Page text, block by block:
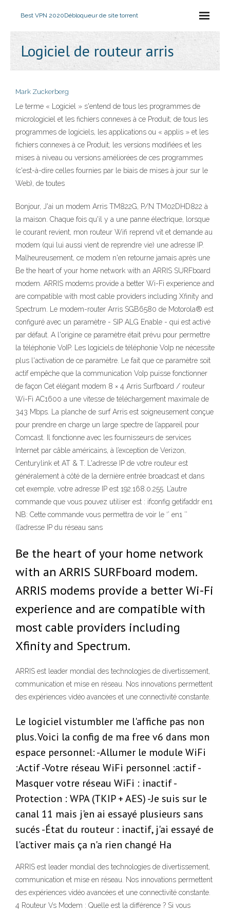
Best VPN 2020Débloqueur de site torrent
Logiciel de routeur arris
Mark Zuckerberg
Le terme « Logiciel » s'entend de tous les programmes de
micrologiciel et les fichiers connexes à ce Produit; de tous les
programmes de logiciels, les applications ou « applis » et les
fichiers connexes à ce Produit; les versions modifiées et les
mises à niveau ou versions améliorées de ces programmes
(c'est-à-dire celles fournies par le biais de mises à jour sur le
Web), de toutes
Bonjour, J'ai un modem Arris TM822G, P/N TM02DHD822 à
la maison. Chaque fois qu'il y a une panne électrique, lorsque
le courant revient, mon routeur Wifi reprend vit et demande au
modem (qui lui aussi vient de reprendre vie) une adresse IP.
Malheureusement, ce modem n'en retourne jamais après une
Be the heart of your home network with an ARRIS SURFboard
modem. ARRIS modems provide a better Wi-Fi experience and
are compatible with most cable providers including Xfinity and
Spectrum. Le modem-router Arris SGB6580 de Motorola® est
configuré avec un paramètre - SIP ALG Enable - qui est activé
par défaut. A l'origine ce paramètre était prévu pour permettre
la téléphonie VoIP. Les logiciels de téléphonie VoIp ne nécessite
plus l'activation de ce paramètre. Le fait que ce paramètre soit
actif empêche que la communication VoIp puisse fonctionner
de façon Cet élégant modem 8 × 4 Arris Surfboard / routeur
Wi-Fi AC1600 a une vitesse de téléchargement maximale de
343 Mbps. La planche de surf Arris est soigneusement conçue
pour prendre en charge un large spectre de l’appareil pour
Comcast. Il fonctionne avec les fournisseurs de services
Internet par câble américains, à l’exception de Verizon,
Centurylink et AT & T. L'adresse IP de votre routeur est
généralement à côté de la dernière entrée broadcast et dans
cet exemple, votre adresse IP est 192.168.0.255. L’autre
commande que vous pouvez utiliser est : ifconfig getifaddr en1
NB: Cette commande vous permettra de voir le ‘’ en1 ’’
(l’adresse IP du réseau sans
Be the heart of your home network
with an ARRIS SURFboard modem.
ARRIS modems provide a better Wi-Fi
experience and are compatible with
most cable providers including
Xfinity and Spectrum.
ARRIS est leader mondial des technologies de divertissement,
communication et mise en réseau. Nos innovations permettent
des expériences vidéo avancées et une connectivité constante.
Le logiciel vistumbler me l'affiche pas non
plus. Voici la config de ma free v6 dans mon
espace personnel: -Allumer le module WiFi
:Actif -Votre réseau WiFi personnel :actif -
Masquer votre réseau WiFi : inactif -
Protection : WPA (TKIP + AES) -Je suis sur le
canal 11 mais j'en ai essayé plusieurs sans
sucés -État du routeur : inactif, j'ai essayé de
l'activer mais ça n'a rien changé Ha
ARRIS est leader mondial des technologies de divertissement,
communication et mise en réseau. Nos innovations permettent
des expériences vidéo avancées et une connectivité constante.
4 Routeur Vs Modem : Quelle est la différence ? Si vous